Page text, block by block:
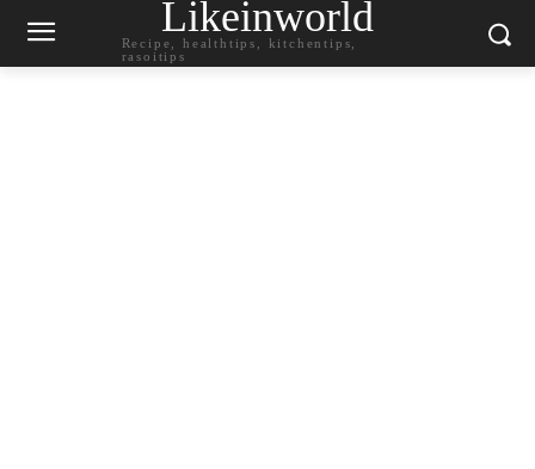
Likeinworld
Recipe, healthtips, kitchentips,
rasoitips